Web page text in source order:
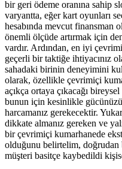
bir geri ödeme oranına sahip
varyantta, eğer kart oyunları
hesabında mevcut finansman
önemli ölçüde artırmak için
vardır. Ardından, en iyi
geçerli bir taktiğe ihtiyacınız
sahadaki birinin deneyimini
olarak, özellikle çevrimiçi
açıkça ortaya çıkacağı
bunun için kesinlikle gücünüzü
harcamanız gerekecektir.
dikkate almanız gereken ve
bir çevrimiçi kumarhanede
olduğunu belirtelim, doğrudan
müşteri basitçe kaybedildi